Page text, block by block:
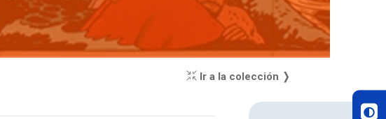
Ir a la colección ❭